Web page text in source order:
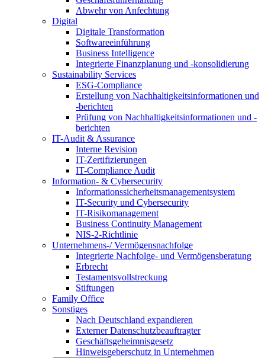
Abwehr von Anfechtung
Digital
Digitale Transformation
Softwareeinführung
Business Intelligence
Integrierte Finanzplanung und -konsolidierung
Sustainability Services
ESG-Compliance
Erstellung von Nachhaltigkeitsinformationen und
-berichten
Prüfung von Nachhaltigkeitsinformationen und -
berichten
IT-Audit & Assurance
Interne Revision
IT-Zertifizierungen
IT-Compliance Audit
Information- & Cybersecurity
Informationssicherheitsmanagementsystem
IT-Security und Cybersecurity
IT-Risikomanagement
Business Continuity Management
NIS-2-Richtlinie
Unternehmens-/Vermögensnachfolge
Integrierte Nachfolge- und Vermögensberatung
Erbrecht
Testamentsvollstreckung
Stiftungen
Family Office
Sonstiges
Nach Deutschland expandieren
Externer Datenschutzbeauftragter
Geschäftsgeheimnisgesetz
Hinweisgeberschutz in Unternehmen